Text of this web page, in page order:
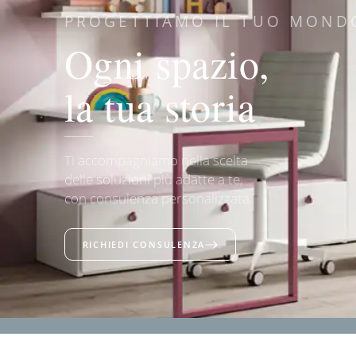
PROGETTIAMO IL TUO
Ogni spazio,
la tua storia
Ti accompagniamo nella scelta
delle soluzioni più adatte a te,
con consulenza personalizzata.
RICHIEDI CONSULENZA